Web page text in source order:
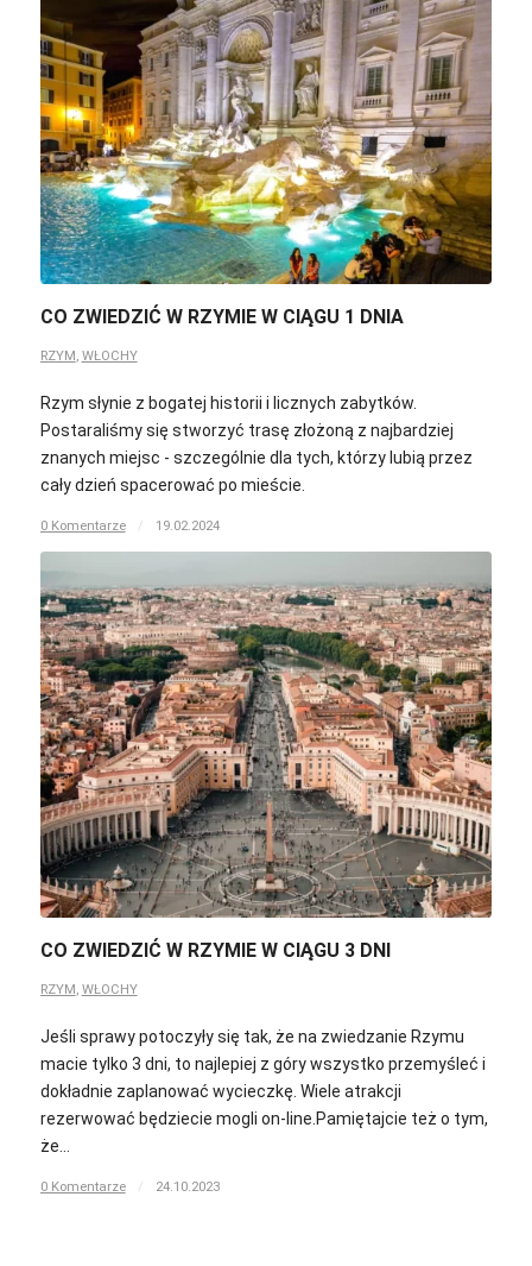
CO ZWIEDZIĆ W RZYMIE W CIĄGU 1 DNIA
RZYM , WŁOCHY
Rzym słynie z bogatej historii i licznych zabytków.
Postaraliśmy się stworzyć trasę złożoną z najbardziej
znanych miejsc - szczególnie dla tych, którzy lubią przez
cały dzień spacerować po mieście.
0 Komentarze / 19.02.2024
CO ZWIEDZIĆ W RZYMIE W CIĄGU 3 DNI
RZYM , WŁOCHY
Jeśli sprawy potoczyły się tak, że na zwiedzanie Rzymu
macie tylko 3 dni, to najlepiej z góry wszystko przemyśleć i
dokładnie zaplanować wycieczkę. Wiele atrakcji
rezerwować będziecie mogli on-line.Pamiętajcie też o tym,
że…
0 Komentarze / 24.10.2023